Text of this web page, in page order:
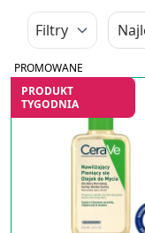
Filtry
PROMOWANE
PRODUKT
TYGODNIA